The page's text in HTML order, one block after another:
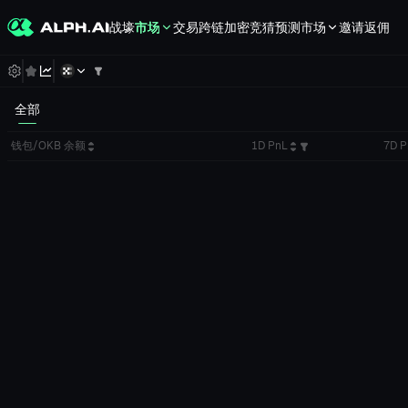
战壕市场 交易跨链加密竞猜预测市场 邀请返佣
全部
钱包/OKB 余额 1D PnL 7D